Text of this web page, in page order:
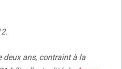
deux ans, contraint à la